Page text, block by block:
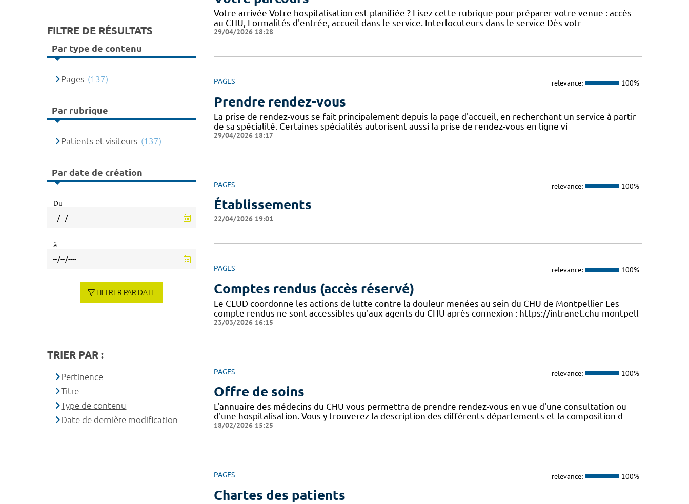
Votre arrivée Votre hospitalisation est planifiée ? Lisez cette rubrique pour préparer votre venue : accès
au CHU, Formalités d'entrée, accueil dans le service. Interlocuteurs dans le service Dès votr
29/04/2026 18:28
PAGES relevance: 100%
Prendre rendez-vous
La prise de rendez-vous se fait principalement depuis la page d'accueil, en recherchant un service à partir
de sa spécialité. Certaines spécialités autorisent aussi la prise de rendez-vous en ligne vi
29/04/2026 18:17
PAGES relevance: 100%
Établissements
22/04/2026 19:01
PAGES relevance: 100%
Comptes rendus (accès réservé)
Le CLUD coordonne les actions de lutte contre la douleur menées au sein du CHU de Montpellier Les
compte rendus ne sont accessibles qu'aux agents du CHU après connexion : https://intranet.chu-montpell
23/03/2026 16:15
PAGES relevance: 100%
Offre de soins
L'annuaire des médecins du CHU vous permettra de prendre rendez-vous en vue d'une consultation ou
d'une hospitalisation. Vous y trouverez la description des différents départements et la composition d
18/02/2026 15:25
PAGES relevance: 100%
Chartes des patients
FILTRE DE RÉSULTATS
Par type de contenu
Pages (137)
Par rubrique
Patients et visiteurs (137)
Par date de création
Du
à
FILTRER PAR DATE
TRIER PAR :
Pertinence
Titre
Type de contenu
Date de dernière modification